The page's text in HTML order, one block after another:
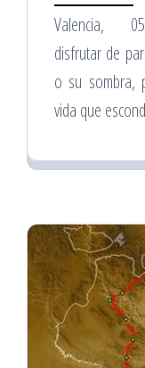
Valencia,
disfrutar de
o su sombra,
vida que